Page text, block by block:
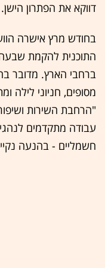
דווקא את הפתרון הישן.
בחודש מרץ אישרה
התוכנית להקמת שבעה
ברחבי הארץ. מדובר
מסופים, חניוני לילה
"הרחבת השירות
עבודה מתקדמים
חשמליים - בהנעה